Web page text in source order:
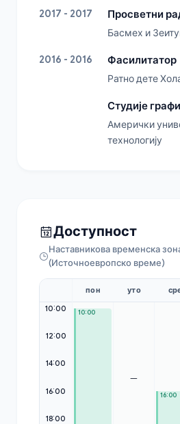
2017 - 2017
Просветни
Басмех и
2016 - 2016
Фасилитатор
Ратно дете
Студије
Амерички
технологију
Доступност
Наставникова временска
(Источноевропско време)
10:00
12:00
14:00
16:00
18:00
пон
10:00
уто
—
16:00